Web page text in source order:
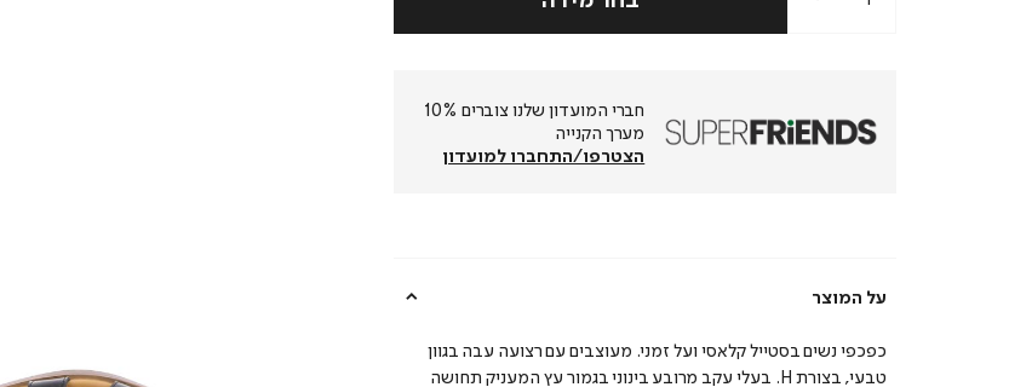
חברי המועדון שלנו צוברים 10%
מערך הקנייה
הצטרפו/התחברו למועדון
על המוצר
כפכפי נשים בסטייל קלאסי ועל זמני. מעוצבים עם רצועה עבה בגוון
טבעי, בצורת H. בעלי עקב מרובע בינוני בגמור עץ המעניק תחושה